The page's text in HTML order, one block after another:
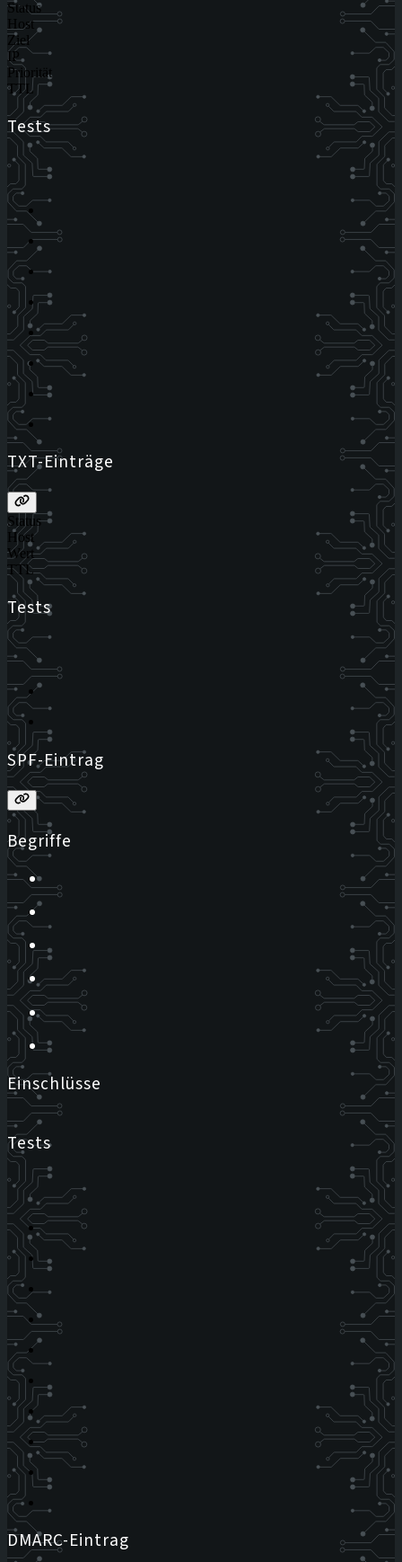
Status
Host
Ziel
IP
Priorität
TTL
Tests
TXT-Einträge
Status
Host
Wert
TTL
Tests
SPF-Eintrag
Begriffe
Einschlüsse
Tests
DMARC-Eintrag